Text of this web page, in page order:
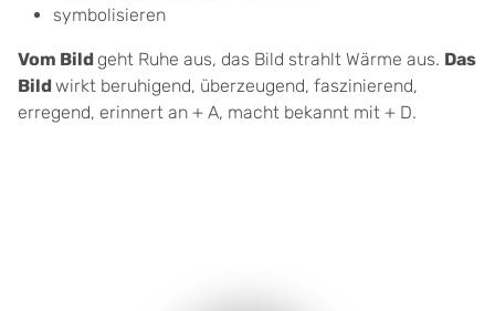
symbolisieren
Vom Bild geht Ruhe aus, das Bild strahlt Wärme aus. Das
Bildwirkt beruhigend, überzeugend, faszinierend,
erregend, erinnert an + A, macht bekannt mit + D.